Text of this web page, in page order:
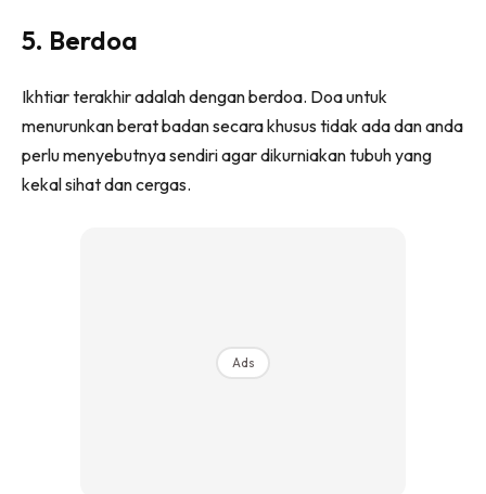
5. Berdoa
Ikhtiar terakhir adalah dengan berdoa. Doa untuk
menurunkan berat badan secara khusus tidak ada dan anda
perlu menyebutnya sendiri agar dikurniakan tubuh yang
kekal sihat dan cergas.
Ads